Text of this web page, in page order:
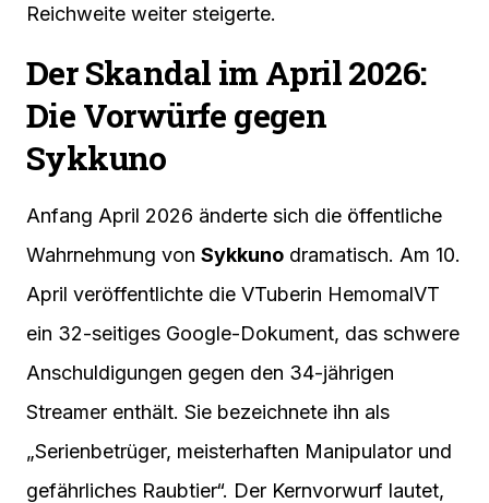
Reichweite weiter steigerte.
Der Skandal im April 2026:
Die Vorwürfe gegen
Sykkuno
Anfang April 2026 änderte sich die öffentliche
Wahrnehmung von Sykkuno dramatisch. Am 10.
April veröffentlichte die VTuberin HemomalVT
ein 32-seitiges Google-Dokument, das schwere
Anschuldigungen gegen den 34-jährigen
Streamer enthält. Sie bezeichnete ihn als
„Serienbetrüger, meisterhaften Manipulator und
gefährliches Raubtier“. Der Kernvorwurf lautet,